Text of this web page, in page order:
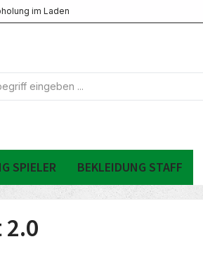
im Laden
SPIELER BEKLEIDUNG STAFF